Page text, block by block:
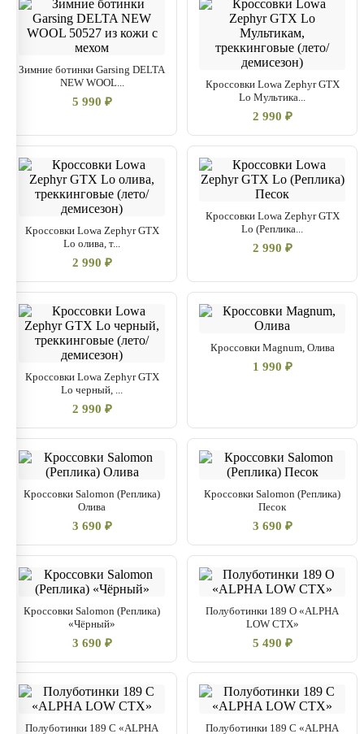
Зимние ботинки Garsing DELTA
NEW WOOL...
5 990 ₽
Кроссовки Lowa Zephyr GTX
Lo Мультика...
2 990 ₽
Кроссовки Lowa Zephyr GTX
Lo олива, т...
2 990 ₽
Кроссовки Lowa Zephyr GTX
Lo (Реплика...
2 990 ₽
Кроссовки Lowa Zephyr GTX
Lo черный, ...
2 990 ₽
Кроссовки Magnum, Олива
1 990 ₽
Кроссовки Salomon (Реплика)
Олива
3 690 ₽
Кроссовки Salomon (Реплика)
Песок
3 690 ₽
Кроссовки Salomon (Реплика)
«Чёрный»
3 690 ₽
Полуботинки 189 О «ALPHA
LOW CTX»
5 490 ₽
Полуботинки 189 С «ALPHA
Полуботинки 189 С «ALPHA